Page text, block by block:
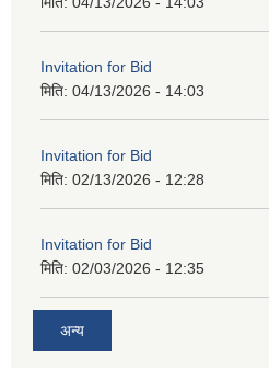
Invitation for Bid
मिति: 04/13/2026 - 14:03
Invitation for Bid
मिति: 02/13/2026 - 12:28
Invitation for Bid
मिति: 02/03/2026 - 12:35
अन्य